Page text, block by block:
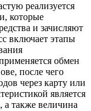
реализуется
которые
и зачисляют
включает этапы
обмен
после чего
через карту или
является
а также величина